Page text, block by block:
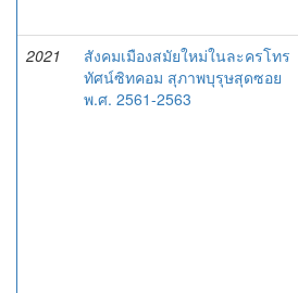
2021
สังคมเมืองสมัยใหม่ในละครโทร
ทัศน์ซิทคอม สุภาพบุรุษสุดซอย
พ.ศ. 2561-2563